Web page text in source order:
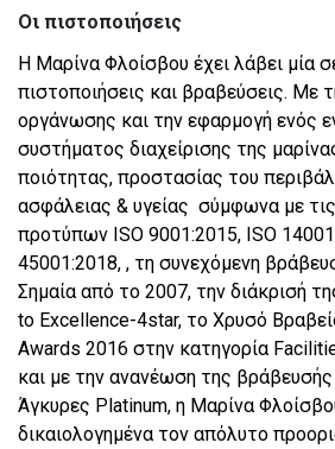
Οι πιστοποιήσεις
Η Μαρίνα Φλοίσβου έχει λάβει μία
πιστοποιήσεις και βραβεύσεις. Με
οργάνωσης και την εφαρμογή ενός
συστήματος διαχείρισης της
ποιότητας, προστασίας του
ασφάλειας & υγείας σύμφωνα με
προτύπων ISO 9001:2015, ISO
45001:2018, , τη συνεχόμενη
Σημαία από το 2007, την διάκρισή
to Excellence-4star, το Χρυσό
Awards 2016 στην κατηγορία
και με την ανανέωση της
Άγκυρες Platinum, η Μαρίνα
δικαιολογημένα τον απόλυτο